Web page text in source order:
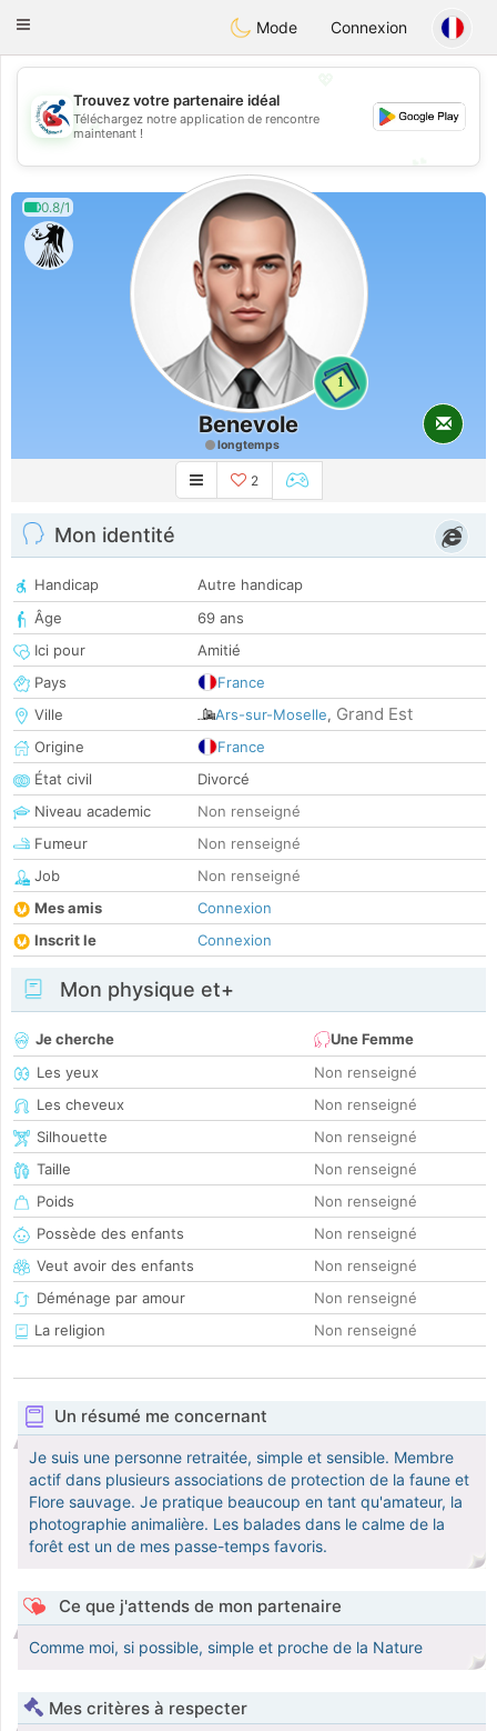
Handi Space
Toggle
Mode Connexion
💖
💕
Trouvez votre partenaire idéal
Téléchargez notre application de rencontre
maintenant !
0.8/1
1
Benevole
longtemps
2
Mon identité
Handicap
Autre handicap
Âge
69 ans
Ici pour
Amitié
Pays
France
Ville
Ars-sur-Moselle, Grand Est
Origine
France
État civil
Divorcé
Niveau academic
Non renseigné
Fumeur
Non renseigné
Job
Non renseigné
Mes amis
Connexion
Inscrit le
Connexion
Mon physique et+
Je cherche
Une Femme
Les yeux
Non renseigné
Les cheveux
Non renseigné
Silhouette
Non renseigné
Taille
Non renseigné
Poids
Non renseigné
Possède des enfants
Non renseigné
Veut avoir des enfants
Non renseigné
Déménage par amour
Non renseigné
La religion
Non renseigné
Un résumé me concernant
Je suis une personne retraitée, simple et sensible. Membre
actif dans plusieurs associations de protection de la faune et
Flore sauvage. Je pratique beaucoup en tant qu'amateur, la
photographie animalière. Les balades dans le calme de la
forêt est un de mes passe-temps favoris.
Ce que j'attends de mon partenaire
Comme moi, si possible, simple et proche de la Nature
Mes critères à respecter